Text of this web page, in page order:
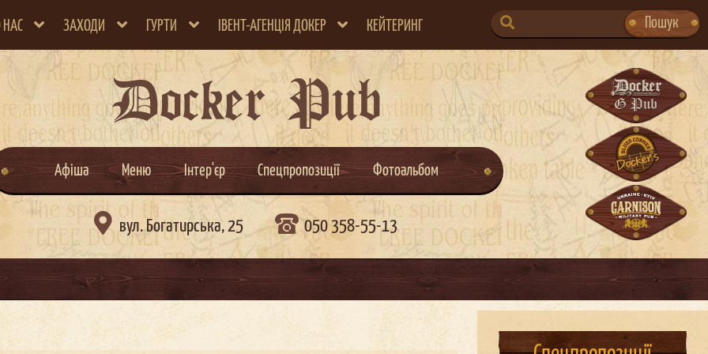
НАС ЗАХОДИ ГУРТИ ІВЕНТ-АГЕНЦІЯ ДОКЕР КЕЙТЕРИНГ
SEARCH
FOR:
Пошук
Docker Pub
Афіша Меню Інтер'єр Спецпропозиції Фотоальбом
 вул. Богатирська, 25 050 358-55-13